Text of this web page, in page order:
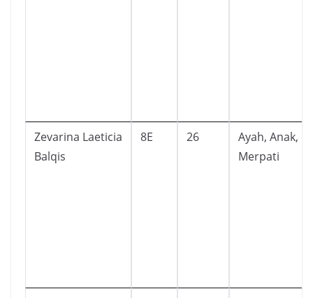
Zevarina Laeticia
Balqis
8E 26
Ayah, Anak,
Merpati